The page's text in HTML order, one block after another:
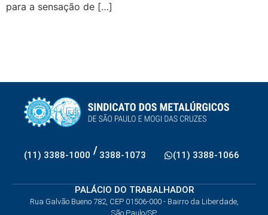
para a sensação de […]
(11) 3388-1000 / 3388-1073 (11) 3388-1066
PALÁCIO DO TRABALHADOR
Rua Galvão Bueno 782, CEP 01506-000 - Bairro da Liberdade,
São Paulo/SP